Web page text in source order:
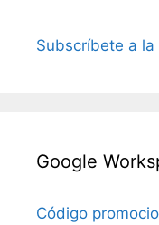
Subscríbete a
Google
Código